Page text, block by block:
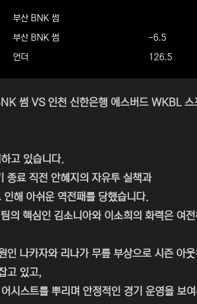
부산 BNK 썸
부산 BNK 썸 -6.5
언더 126.5
썸 VS 인천 신한은행 에스버드 WKBL 스
고 있습니다.
종료 직전 안혜지의 자유투 실책과
해 아쉬운 역전패를 당했습니다.
의 핵심인 김소니아와 이소희의 화력은 여
인 나카자와 리나가 무릎 부상으로 시즌 아
고 있고,
시스트를 뿌리며 안정적인 경기 운영을 보